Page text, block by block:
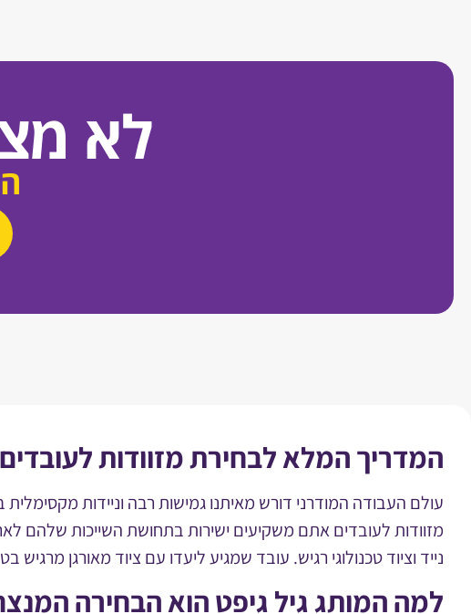
לא
המדריך המלא לבחירת מזוודות
עולם העבודה המודרני דורש מאיתנו גמישות רבה וניידות
מזוודות לעובדים אתם משקיעים ישירות בתחושת השייכות שלהם
נייד וציוד טכנולוגי רגיש. עובד שמגיע ליעדו עם ציוד מאורגן
למה המותג גיל גיפט הוא הבחירה